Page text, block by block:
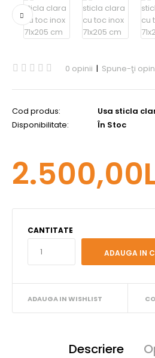
0 opinii | Spune-ţi
Cod produs:
Usa sticla
Disponibilitate:
În Stoc
CANTITATE
ADAUGA IN WISHLIST
Descriere